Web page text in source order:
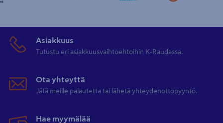
Asiakkuus
Tutustu eri asiakkuusvaihtoehtoihin K-Raudassa.
Ota yhteyttä
Jätä meille palautetta tai lähetä yhteydenottopyyntö.
Hae myymälää